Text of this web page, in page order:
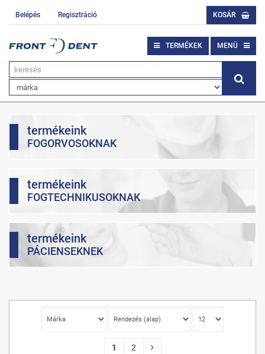
Belépés Regisztráció KOSÁR
TERMÉKEK MENÜ
termékeink
FOGORVOSOKNAK
termékeink
FOGTECHNIKUSOKNAK
termékeink
PÁCIENSEKNEK
1 2